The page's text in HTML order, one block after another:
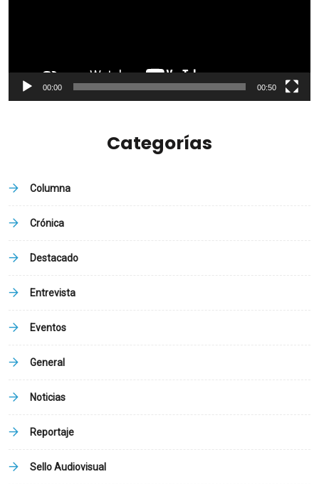
00:00 00:50
Categorías
Columna
Crónica
Destacado
Entrevista
Eventos
General
Noticias
Reportaje
Sello Audiovisual